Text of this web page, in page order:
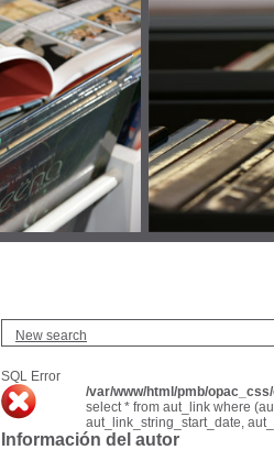
New search
SQL Error
/var/www/html/pmb/
select * from aut_link where
aut_link_string_start_date,
Información del autor